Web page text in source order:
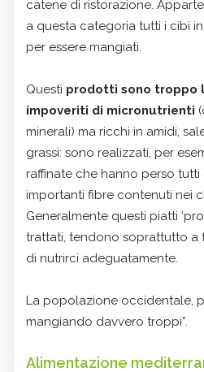
catene di ristorazione.
a questa categoria tutti i cibi
per essere mangiati.
Questi prodotti sono troppo
impoveriti di micronutrienti
minerali) ma ricchi in amidi,
grassi: sono realizzati, per
raffinate che hanno perso tutti
importanti fibre contenuti nei
Generalmente questi piatti
trattati, tendono soprattutto a
di nutrirci adeguatamente.
La popolazione occidentale,
mangiando davvero troppi”.
Alimentazione